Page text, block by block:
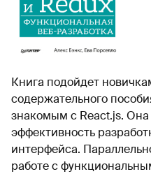
Книга подойдет
содержательного
знакомым с React.js.
эффективность
интерфейса.
работе с